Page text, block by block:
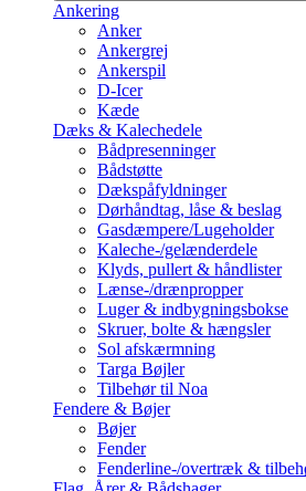
Ankering
Anker
Ankergrej
Ankerspil
D-Icer
Kæde
Dæks & Kalechedele
Bådpresenninger
Bådstøtte
Dækspåfyldninger
Dørhåndtag, låse & beslag
Gasdæmpere/Lugeholder
Kaleche-/gelænderdele
Klyds, pullert & håndlister
Lænse-/drænpropper
Luger & indbygningsbokse
Skruer, bolte & hængsler
Sol afskærmning
Targa Bøjler
Tilbehør til Noa
Fendere & Bøjer
Bøjer
Fender
Fenderline-/overtræk &